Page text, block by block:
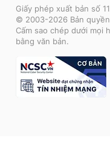
Giấy phép xuất bản số
© 2003-2026 Bản
Cấm sao chép dưới mọi
bằng văn bản.